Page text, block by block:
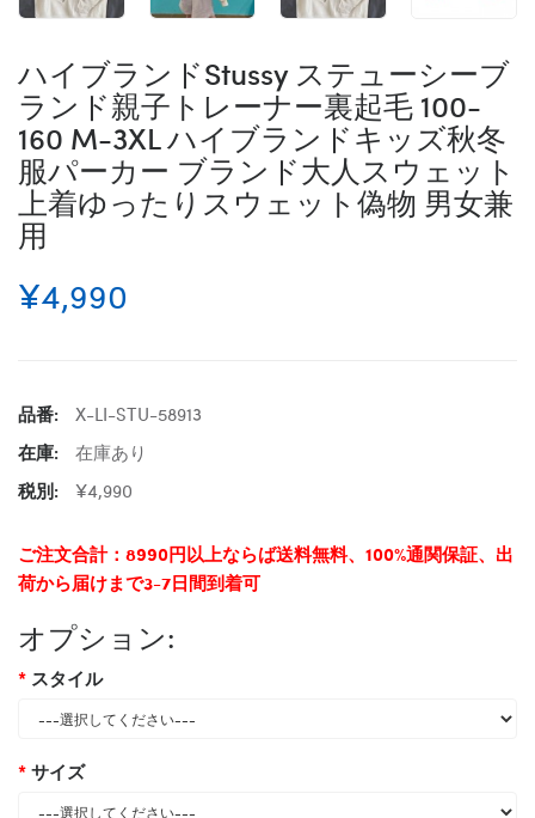
ハイブランドStussy ステューシーブ
ランド親子トレーナー裏起毛 100-
160 M-3XL ハイブランドキッズ秋冬
服パーカー ブランド大人スウェット
上着ゆったりスウェット偽物 男女兼
用
¥4,990
品番:
X-LI-STU-58913
在庫:
在庫あり
税別:
¥4,990
ご注文合計：8990円以上ならば送料無料、100%通関保証、出
荷から届けまで3-7日間到着可
オプション:
スタイル
サイズ